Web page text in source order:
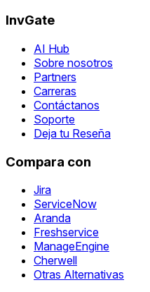
InvGate
AI Hub
Sobre nosotros
Partners
Carreras
Contáctanos
Soporte
Deja tu Reseña
Compara con
Jira
ServiceNow
Aranda
Freshservice
ManageEngine
Cherwell
Otras Alternativas